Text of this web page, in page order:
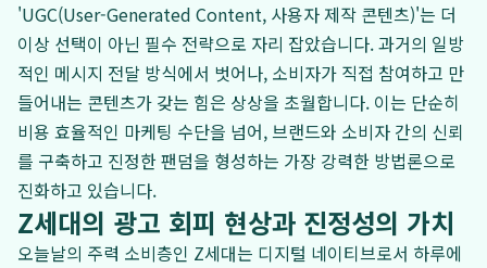
'UGC(User-Generated Content, 사용자 제작 콘텐츠)'는 더
이상 선택이 아닌 필수 전략으로 자리 잡았습니다. 과거의 일방
적인 메시지 전달 방식에서 벗어나, 소비자가 직접 참여하고 만
들어내는 콘텐츠가 갖는 힘은 상상을 초월합니다. 이는 단순히
비용 효율적인 마케팅 수단을 넘어, 브랜드와 소비자 간의 신뢰
를 구축하고 진정한 팬덤을 형성하는 가장 강력한 방법론으로
진화하고 있습니다.
Z세대의 광고 회피 현상과 진정성의 가치
오늘날의 주력 소비층인 Z세대는 디지털 네이티브로서 하루에